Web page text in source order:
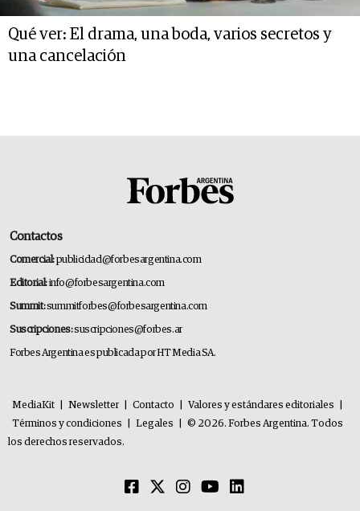
Qué ver: El drama, una boda, varios secretos y
una cancelación
Contactos
Comercial:publicidad@forbesargentina.com
Editorial:info@forbesargentina.com
Summit:summitforbes@forbesargentina.com
Suscripciones:suscripciones@forbes.ar
Forbes Argentina es publicada por HT Media SA.
MediaKit Newsletter Contacto Valores y estándares editoriales
Términos y condiciones
Legales
© 2026. Forbes Argentina. Todos
los derechos reservados.